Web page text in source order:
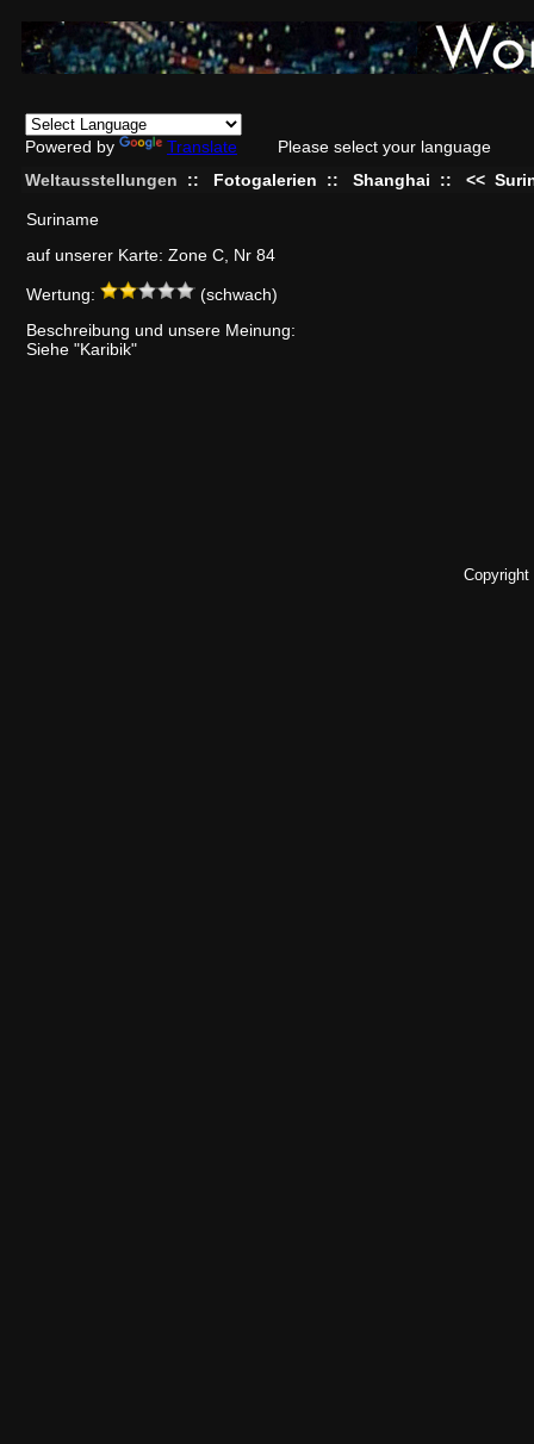
Powered by Translate
Please select your language
Weltausstellungen
:: Fotogalerien :: Shanghai :: <<
Suriname
auf unserer Karte: Zone C, Nr 84
Wertung:
(schwach)
Beschreibung und unsere Meinung:
Siehe "Karibik"